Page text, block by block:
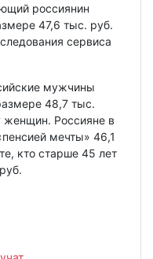
россиянин
47,6 тыс. руб.
сервиса
мужчины
48,7 тыс.
Россияне в
мечты» 46,1
кто старше 45 лет